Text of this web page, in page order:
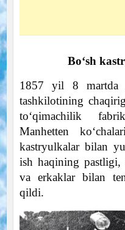
Bo‘sh
1857 yil 8 martda
tashkilotining
to‘qimachilik
Manhetten
kastryulkalar bilan
ish haqining
va erkaklar bilan
qildi.